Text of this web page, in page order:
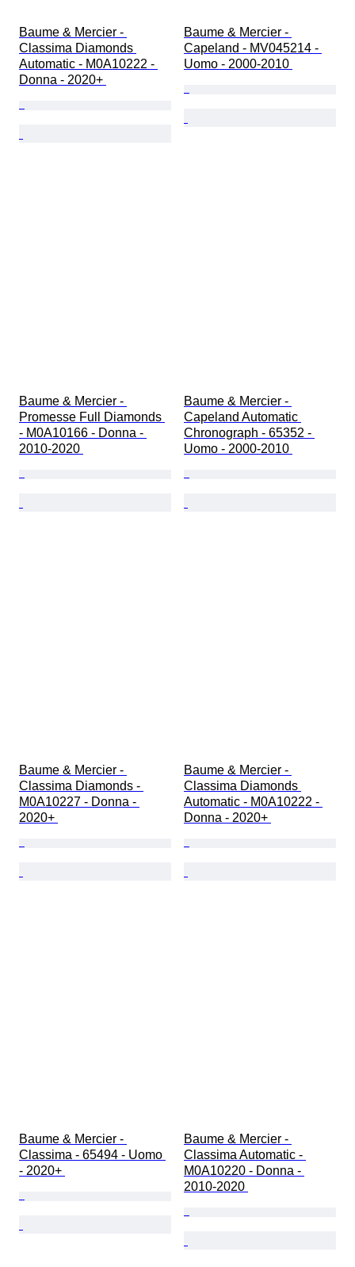
Baume & Mercier -
Classima Diamonds
Automatic - M0A10222 -
Donna - 2020+
Baume & Mercier -
Capeland - MV045214 -
Uomo - 2000-2010
Baume & Mercier -
Promesse Full Diamonds
- M0A10166 - Donna -
2010-2020
Baume & Mercier -
Capeland Automatic
Chronograph - 65352 -
Uomo - 2000-2010
Baume & Mercier -
Classima Diamonds -
M0A10227 - Donna -
2020+
Baume & Mercier -
Classima Diamonds
Automatic - M0A10222 -
Donna - 2020+
Baume & Mercier -
Classima - 65494 - Uomo
- 2020+
Baume & Mercier -
Classima Automatic -
M0A10220 - Donna -
2010-2020